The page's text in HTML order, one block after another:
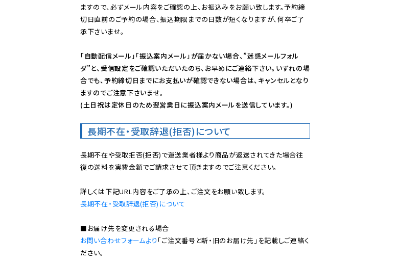
ますので、必ずメール内容をご確認の上、お振込みをお願い致します。予約締
切日直前のご予約の場合、振込期限までの日数が短くなりますが、何卒ご了
承下さいませ。
「自動配信メール」「振込案内メール」が届かない場合、”迷惑メールフォル
ダ”と、受信設定をご確認いただいたのち、お早めにご連絡下さい。いずれの場
合でも、予約締切日までにお支払いが確認できない場合は、キャンセルとなり
ますのでご注意下さいませ。
(土日祝は定休日のため翌営業日に振込案内メールを送信しています。)
長期不在・受取辞退(拒否)について
長期不在や受取拒否(拒否)で運送業者様より商品が返送されてきた場合往
復の送料を実費金額でご請求させて頂きますのでご注意ください。
長期不在・受取辞退(拒否)について
お問い合わせフォームより 「ご注文番号と新・旧のお届け先」を記載しご連絡く
ださい。